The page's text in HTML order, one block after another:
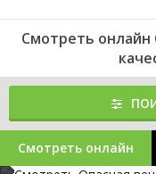
Смотреть онлайн
Смотреть онлайн